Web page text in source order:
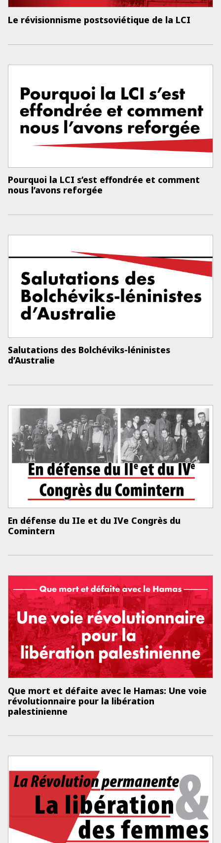
Le révisionnisme postsoviétique de la LCI
Pourquoi la LCI s’est effondrée et comment
nous l’avons reforgée
Salutations des Bolchéviks-léninistes
d’Australie
En défense du IIe et du IVe Congrès du
Comintern
Que mort et défaite avec le Hamas: Une voie
révolutionnaire pour la libération
palestinienne